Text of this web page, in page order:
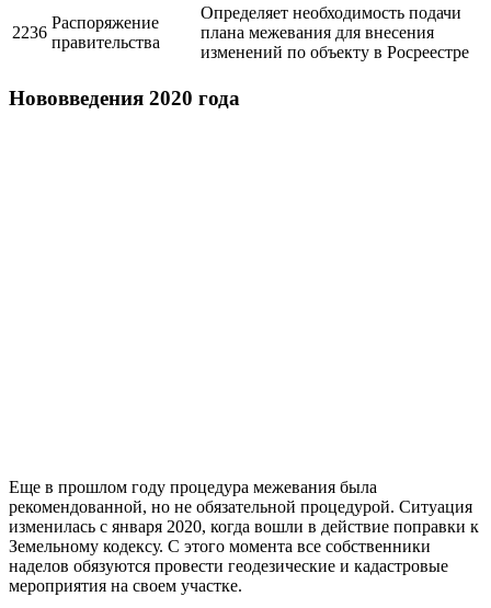
2236
Распоряжение
правительства
Определяет необходимость подачи
плана межевания для внесения
изменений по объекту в Росреестре
Нововведения 2020 года
Еще в прошлом году процедура межевания была
рекомендованной, но не обязательной процедурой. Ситуация
изменилась с января 2020, когда вошли в действие поправки к
Земельному кодексу. С этого момента все собственники
наделов обязуются провести геодезические и кадастровые
мероприятия на своем участке.